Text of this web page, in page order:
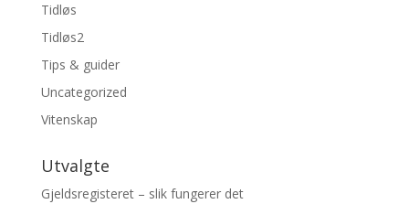
Tidløs
Tidløs2
Tips & guider
Uncategorized
Vitenskap
Utvalgte
Gjeldsregisteret – slik fungerer det